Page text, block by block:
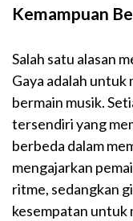
Kemampuan
Salah satu alasan
Gaya adalah
bermain musik.
tersendiri yang
berbeda dalam
mengajarkan
ritme, sedangkan
kesempatan untuk